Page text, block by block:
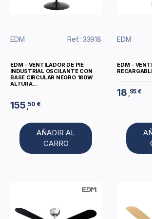
EDM Ref.: 33918
EDM - VENTILADOR DE PIE
INDUSTRIAL OSCILANTE CON
BASE CIRCULAR NEGRO 180W
ALTURA...
155 ,50 €
AÑADIR AL
CARRO
EDM
EDM -
18 ,95 €